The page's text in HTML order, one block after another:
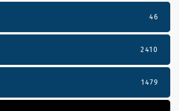
46
2410
1479